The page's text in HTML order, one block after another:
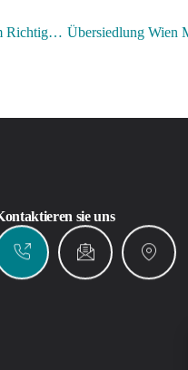
Umzug In Wien – Tipps Zum Richtigen Beladen Des Umzugswagens
sie uns